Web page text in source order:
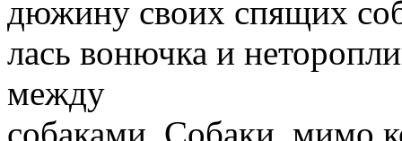
дюжину своих спящих
лась вонючка и
между
собаками. Собаки, мимо